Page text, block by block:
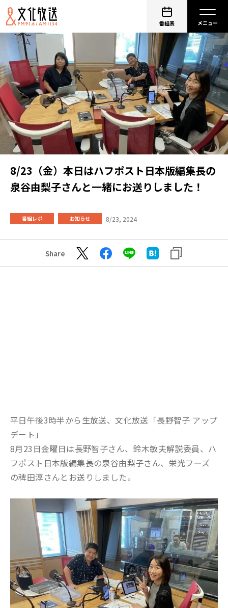
番組表
8/23（金）本日はハフポスト日本版編集長の
泉谷由梨子さんと一緒にお送りしました！
番組レポ お知らせ 8/23, 2024
Share
平日午後3時半から生放送、文化放送「長野智子 アップ
デート」
8月23日金曜日は長野智子さん、鈴木敏夫解説委員、ハ
フポスト日本版編集長の泉谷由梨子さん、栄光フーズ
の稗田淳さんとお送りしました。